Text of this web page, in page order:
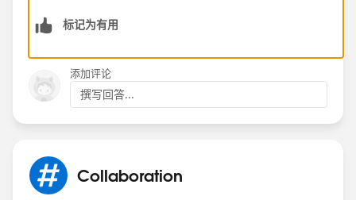
标记为有用
添加评论
撰写回答...
Collaboration